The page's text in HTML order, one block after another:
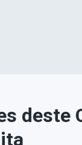
deste